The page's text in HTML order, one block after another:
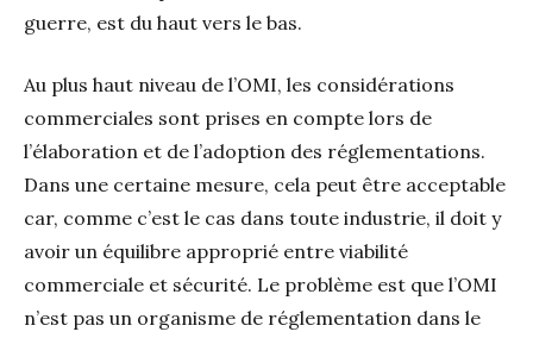
guerre, est du haut vers le bas.
Au plus haut niveau de l’OMI, les considérations
commerciales sont prises en compte lors de
l’élaboration et de l’adoption des réglementations.
Dans une certaine mesure, cela peut être acceptable
car, comme c’est le cas dans toute industrie, il doit y
avoir un équilibre approprié entre viabilité
commerciale et sécurité. Le problème est que l’OMI
n’est pas un organisme de réglementation dans le